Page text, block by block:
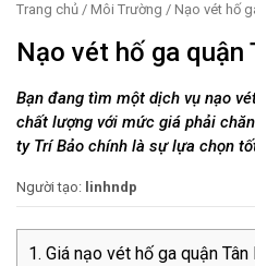
Trang chủ / Môi Trường / Nạo vét hố
Nạo vét hố ga quận
Bạn đang tìm một dịch vụ nạo
chất lượng với mức giá phải
ty Trí Bảo chính là sự lựa chọn
Người tạo: linhndp
Giá nạo vét hố ga quận